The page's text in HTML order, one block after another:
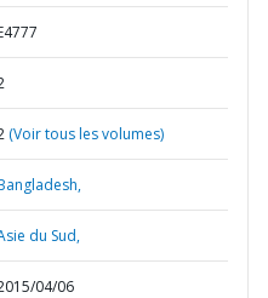
(Voir tous les volumes)
du Sud,
04/06